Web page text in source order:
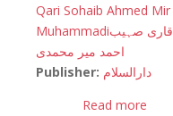
Qari Sohaib Ahmed Mir
Muhammadiقاری صہیب
احمد میر محمدی
Publisher: دارالسلام
Read more